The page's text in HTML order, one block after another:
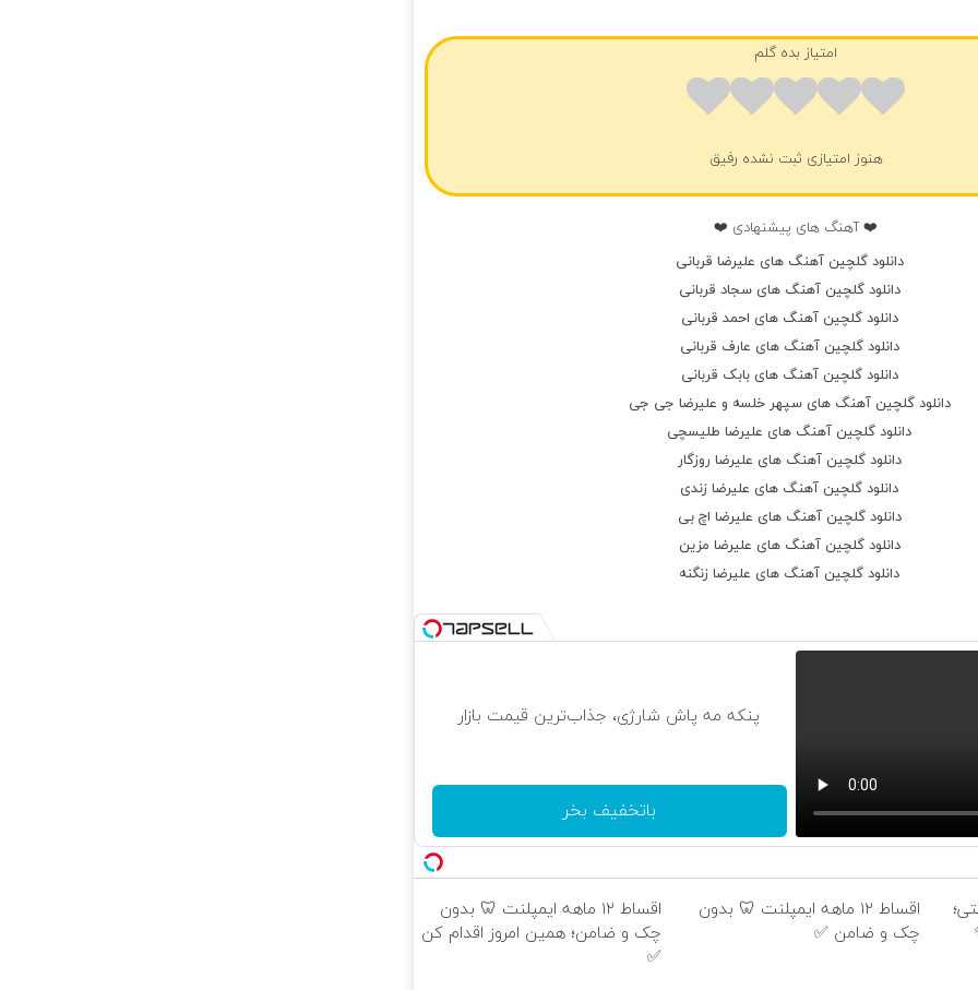
امتیاز بده گلم
هنوز امتیازی ثبت نشده رفیق
❤️ آهنگ های پیشنهادی ❤️
دانلود گلچین آهنگ های علیرضا قربانی
دانلود گلچین آهنگ های سجاد قربانی
دانلود گلچین آهنگ های احمد قربانی
دانلود گلچین آهنگ های عارف قربانی
دانلود گلچین آهنگ های بابک قربانی
دانلود گلچین آهنگ های سپهر خلسه و علیرضا جی جی
دانلود گلچین آهنگ های علیرضا طلیسچی
دانلود گلچین آهنگ های علیرضا روزگار
دانلود گلچین آهنگ های علیرضا زندی
دانلود گلچین آهنگ های علیرضا اچ بی
دانلود گلچین آهنگ های علیرضا مزین
دانلود گلچین آهنگ های علیرضا زنگنه
پنکه مه پاش شارژی، جذاب‌ترین قیمت بازار
باتخفیف بخر
اقساط ۱۲ ماهه ایمپلنت 🦷 بدون
چک و ضامن ✅
اقساط ۱۲ ماهه ایمپلنت 🦷 بدون
چک و ضامن؛ همین امروز اقدام کن
✅